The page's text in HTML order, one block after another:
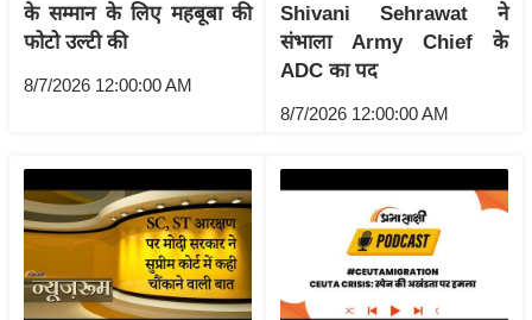
फि
ट
ने
त्रा
रि
श
न
के सम्मान के लिए महबूबा की
फोटो उल्टी की
8/7/2026 12:00:00 AM
Shivani Sehrawat ने
संभाला Army Chief के
ADC का पद
8/7/2026 12:00:00 AM